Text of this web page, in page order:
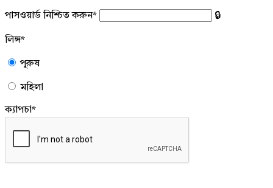
পাসওয়ার্ড নিশ্চিত করুন*
লিঙ্গ*
পুরুষ
মহিলা
ক্যাপচা*